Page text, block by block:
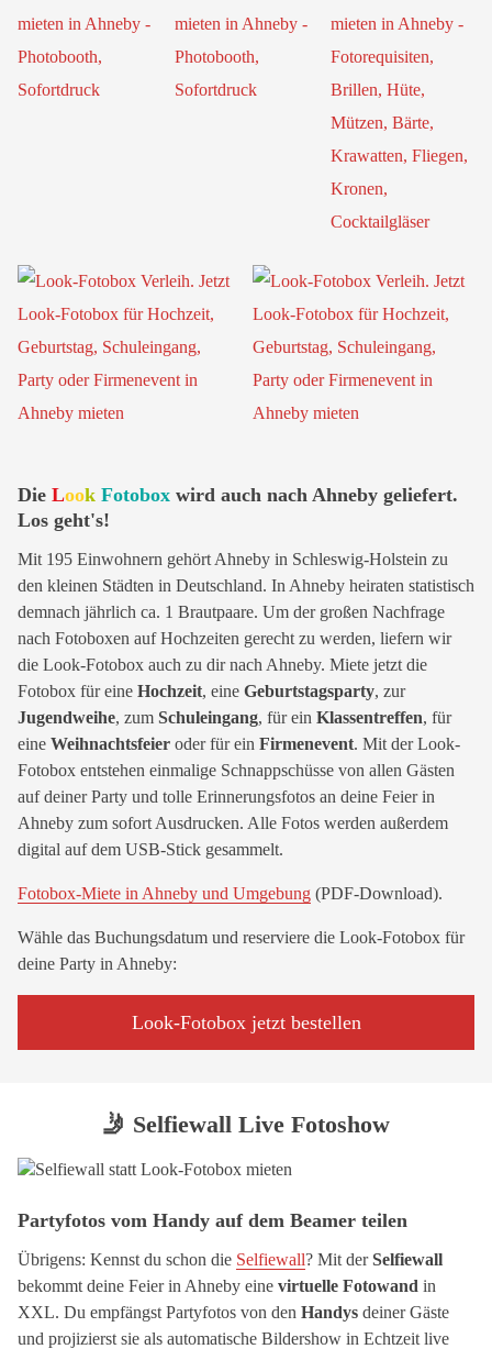
Die Look Fotobox wird auch nach Ahneby geliefert.
Los geht's!
Mit 195 Einwohnern gehört Ahneby in Schleswig-Holstein zu
den kleinen Städten in Deutschland. In Ahneby heiraten statistisch
demnach jährlich ca. 1 Brautpaare. Um der großen Nachfrage
nach Fotoboxen auf Hochzeiten gerecht zu werden, liefern wir
die Look-Fotobox auch zu dir nach Ahneby. Miete jetzt die
Fotobox für eine Hochzeit, eine Geburtstagsparty, zur
Jugendweihe, zum Schuleingang, für ein Klassentreffen, für
eine Weihnachtsfeier oder für ein Firmenevent. Mit der Look-
Fotobox entstehen einmalige Schnappschüsse von allen Gästen
auf deiner Party und tolle Erinnerungsfotos an deine Feier in
Ahneby zum sofort Ausdrucken. Alle Fotos werden außerdem
digital auf dem USB-Stick gesammelt.
Fotobox-Miete in Ahneby und Umgebung (PDF-Download).
Wähle das Buchungsdatum und reserviere die Look-Fotobox für
deine Party in Ahneby:
Look-Fotobox jetzt bestellen
🤳 Selfiewall Live Fotoshow
Partyfotos vom Handy auf dem Beamer teilen
Übrigens: Kennst du schon die Selfiewall? Mit derSelfiewall
bekommt deine Feier in Ahneby eine virtuelle Fotowand in
XXL. Du empfängst Partyfotos von den Handys deiner Gäste
und projizierst sie als automatische Bildershow in Echtzeit live